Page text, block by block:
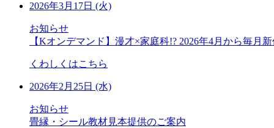
2026年3月17日 (火)
お知らせ
【Kオンデマンド】漫才×家庭科!? 2026年4月から毎月
くわしくはこちら
2026年2月25日 (水)
お知らせ
畳縁・シール教材見本提供のご案内